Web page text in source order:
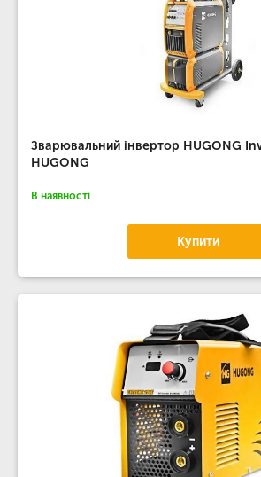
Зварювальний інвертор HUGONG
HUGONG
В наявності
Купити